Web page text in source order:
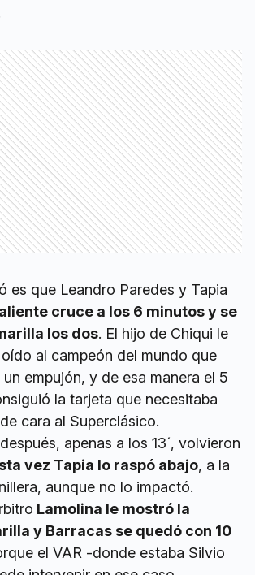
es que Leandro Paredes y Tapia
cruce a los 6 minutos y se
los dos. El hijo de Chiqui le
al campeón del mundo que
empujón, y de esa manera el 5
la tarjeta que necesitaba
cara al Superclásico.
apenas a los 13´, volvieron
vez Tapia lo raspó abajo, a la
aunque no lo impactó.
Lamolina le mostró la
y Barracas se quedó con 10
el VAR -donde estaba Silvio